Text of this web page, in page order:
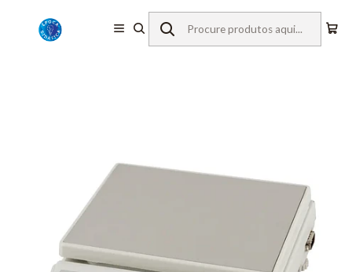
Equipamentos de Laboratório Balanças
Balanças Básica
PCE Instruments
Balança Básica PCE-BS 3000